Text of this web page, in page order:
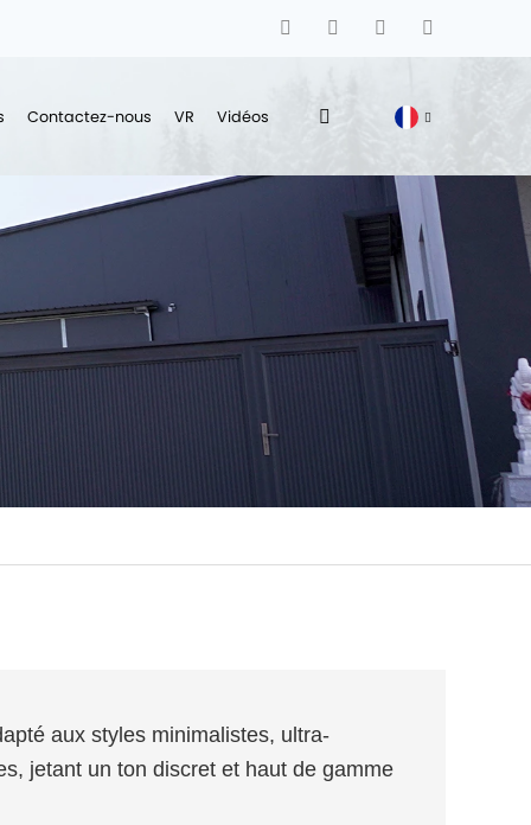
Contactez-nous VR Vidéos
aux styles minimalistes, ultra-
jetant un ton discret et haut de gamme